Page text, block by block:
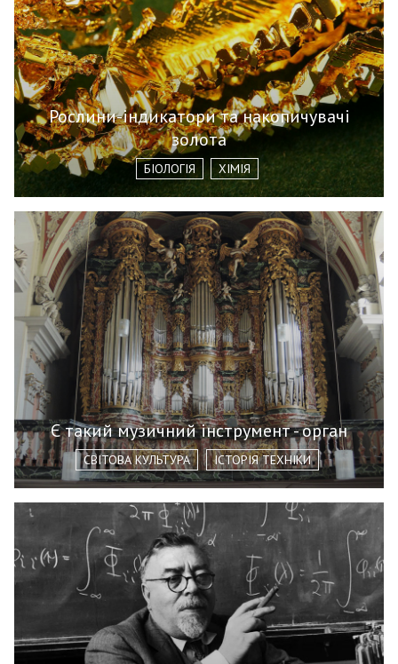
Рослини-індикатори та накопичувачі
золота
БІОЛОГІЯ ХІМІЯ
Є такий музичний інструмент - орган
СВІТОВА КУЛЬТУРА ІСТОРІЯ ТЕХНІКИ